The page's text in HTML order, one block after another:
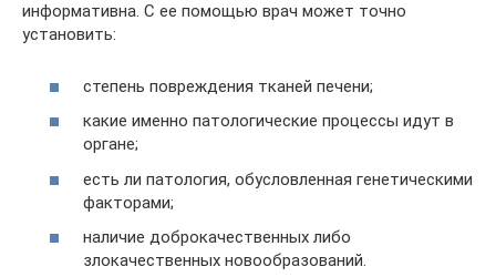
информативна. С ее помощью врач может точно
установить:
степень повреждения тканей печени;
какие именно патологические процессы идут в
органе;
есть ли патология, обусловленная генетическими
факторами;
наличие доброкачественных либо
злокачественных новообразований.